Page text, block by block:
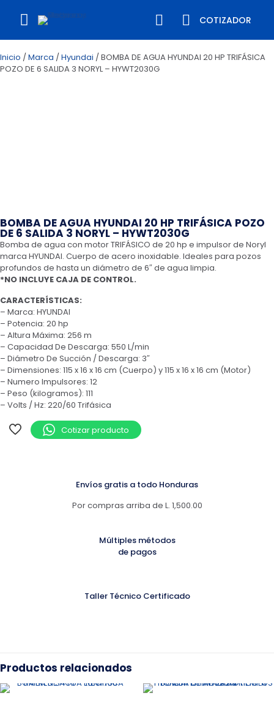
COTIZADOR
Inicio /Marca /Hyundai / BOMBA DE AGUA HYUNDAI 20 HP TRIFÁSICA
POZO DE 6 SALIDA 3 NORYL – HYWT2030G
BOMBA DE AGUA HYUNDAI 20 HP TRIFÁSICA POZO
DE 6 SALIDA 3 NORYL – HYWT2030G
Bomba de agua con motor TRIFÁSICO de 20 hp e impulsor de Noryl
marca HYUNDAI. Cuerpo de acero inoxidable. Ideales para pozos
profundos de hasta un diámetro de 6″ de agua limpia.
*NO INCLUYE CAJA DE CONTROL.
CARACTERÍSTICAS:
– Marca: HYUNDAI
– Potencia: 20 hp
– Altura Máxima: 256 m
– Capacidad De Descarga: 550 L/min
– Diámetro De Succión / Descarga: 3″
– Dimensiones: 115 x 16 x 16 cm (Cuerpo) y 115 x 16 x 16 cm (Motor)
– Numero Impulsores: 12
– Peso (kilogramos): 111
– Volts / Hz: 220/60 Trifásica
Cotizar producto
Envíos gratis a todo Honduras
Por compras arriba de L. 1,500.00
Múltiples métodos
de pagos
Taller Técnico Certificado
Productos relacionados